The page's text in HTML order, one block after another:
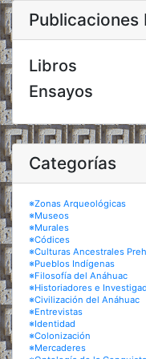
Publicaciones
Libros
Ensayos
Categorías
※Zonas Arqueológicas
※Museos
※Murales
※Códices
※Culturas Ancestrales
※Pueblos Indígenas
※Filosofía del Anáhuac
※Historiadores e
※Civilización del Anáhuac
※Entrevistas
※Identidad
※Colonización
※Mercaderes